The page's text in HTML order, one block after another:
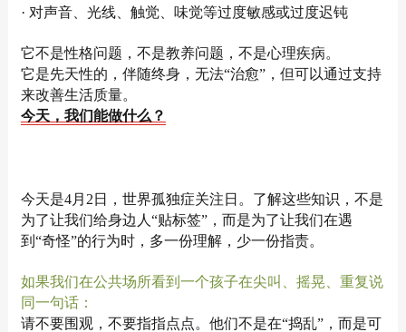
· 对声音、光线、触觉、味觉等过度敏感或过度迟钝
它不是性格问题，不是教养问题，不是心理疾病。
它是先天性的，伴随终身，无法“治愈”，但可以通过支持
来改善生活质量。
今天，我们能做什么？
今天是4月2日，世界孤独症关注日。了解这些知识，不是
为了让我们给身边人“贴标签”，而是为了让我们在遇
到“奇怪”的行为时，多一份理解，少一份指责。
如果我们在公共场所看到一个孩子在尖叫、摇晃、重复说
同一句话：
请不要围观，不要指指点点。他们不是在“捣乱”，而是可